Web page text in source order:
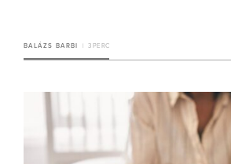
BALÁZS BARBI 3 PERC